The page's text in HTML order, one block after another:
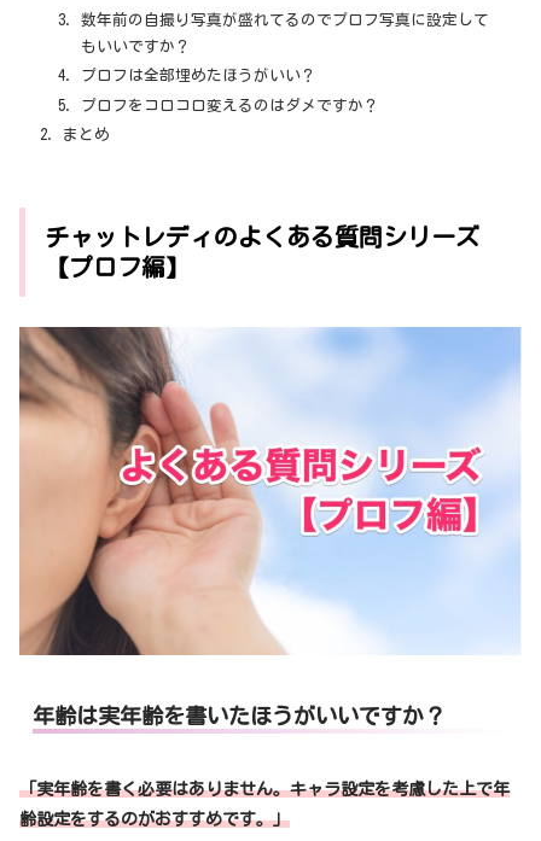
数年前の自撮り写真が盛れてるのでプロフ写真に設定して
もいいですか？
プロフは全部埋めたほうがいい？
プロフをコロコロ変えるのはダメですか？
まとめ
チャットレディのよくある質問シリーズ
【プロフ編】
年齢は実年齢を書いたほうがいいですか？
「実年齢を書く必要はありません。キャラ設定を考慮した上で年
齢設定をするのがおすすめです。」